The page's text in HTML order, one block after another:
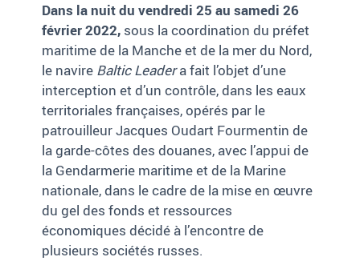
Dans la nuit du vendredi 25 au samedi 26
février 2022, sous la coordination du préfet
maritime de la Manche et de la mer du Nord,
le navire Baltic Leadera fait l’objet d’une
interception et d’un contrôle, dans les eaux
territoriales françaises, opérés par le
patrouilleur Jacques Oudart Fourmentin de
la garde-côtes des douanes, avec l’appui de
la Gendarmerie maritime et de la Marine
nationale, dans le cadre de la mise en œuvre
du gel des fonds et ressources
économiques décidé à l’encontre de
plusieurs sociétés russes.